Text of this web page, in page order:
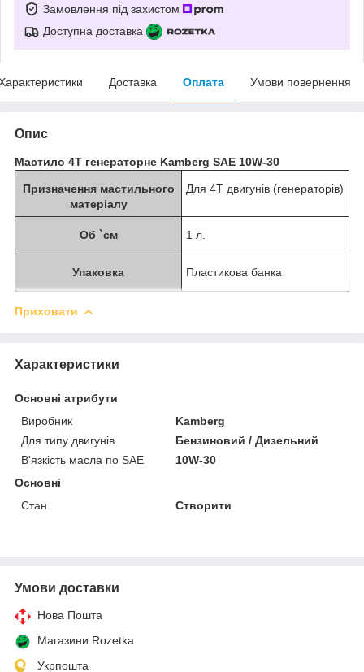
Замовлення під захистом
Доступна доставка
Доставка Оплата Умови повернення
Опис
Мастило 4Т генераторне Kamberg SAE 10W-30
Призначення мастильного
матеріалу
Для 4Т двигунів (генераторів)
Об `єм 1 л.
Упаковка Пластикова банка
Приховати
Характеристики
Основні атрибути
Виробник
Kamberg
Для типу двигунів
Бензиновий / Дизельний
В'язкість масла по SAE
10W-30
Основні
Стан
Створити
Умови доставки
Нова Пошта
Магазини Rozetka
Укрпошта